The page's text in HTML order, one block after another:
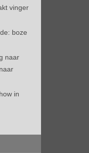
vinger
boze
naar
in